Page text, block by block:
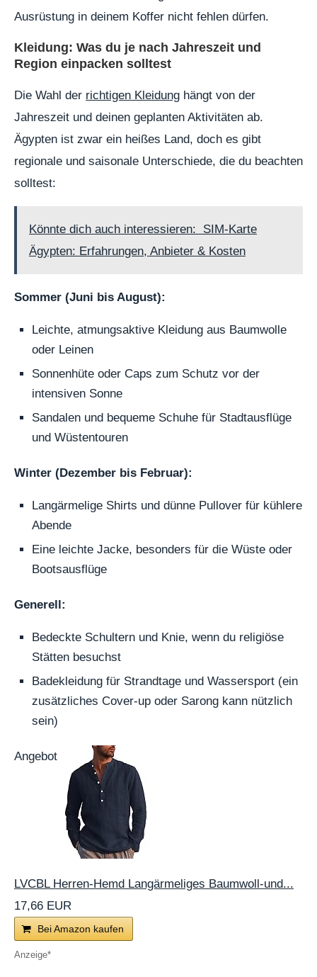
Ausrüstung in deinem Koffer nicht fehlen dürfen.
Kleidung: Was du je nach Jahreszeit und
Region einpacken solltest
Die Wahl der richtigen Kleidung hängt von der
Jahreszeit und deinen geplanten Aktivitäten ab.
Ägypten ist zwar ein heißes Land, doch es gibt
regionale und saisonale Unterschiede, die du beachten
solltest:
Könnte dich auch interessieren:
SIM-Karte
Ägypten: Erfahrungen, Anbieter & Kosten
Sommer (Juni bis August):
Leichte, atmungsaktive Kleidung aus Baumwolle
oder Leinen
Sonnenhüte oder Caps zum Schutz vor der
intensiven Sonne
Sandalen und bequeme Schuhe für Stadtausflüge
und Wüstentouren
Winter (Dezember bis Februar):
Langärmelige Shirts und dünne Pullover für kühlere
Abende
Eine leichte Jacke, besonders für die Wüste oder
Bootsausflüge
Generell:
Bedeckte Schultern und Knie, wenn du religiöse
Stätten besuchst
Badekleidung für Strandtage und Wassersport (ein
zusätzliches Cover-up oder Sarong kann nützlich
sein)
Angebot
LVCBL Herren-Hemd Langärmeliges Baumwoll-und...
17,66 EUR
Bei Amazon kaufen